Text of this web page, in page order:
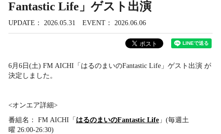
Fantastic Life」ゲスト出演
UPDATE 2026.05.31 EVENT 2026.06.06
6月6日(土) FM AICHI「はるのまいのFantastic Life」ゲスト出演 が
決定しました。
<オンエア詳細>
番組名： FM AICHI「 はるのまいのFantastic Life 」(毎週土
曜 26:00-26:30)